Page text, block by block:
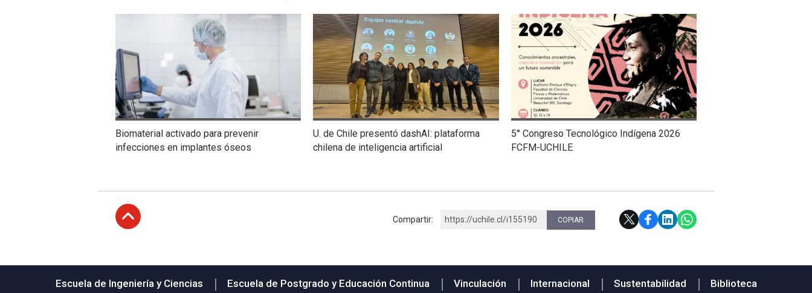
Biomaterial activado para prevenir
infecciones en implantes óseos
U. de Chile presentó dashAI: plataforma
chilena de inteligencia artificial
5° Congreso Tecnológico Indígena 2026
FCFM-UCHILE
Compartir: https://uchile.cl/i155190 COPIAR
Escuela de Ingeniería y Ciencias Escuela de Postgrado y Educación Continua Vinculación Internacional Sustentabilidad Biblioteca